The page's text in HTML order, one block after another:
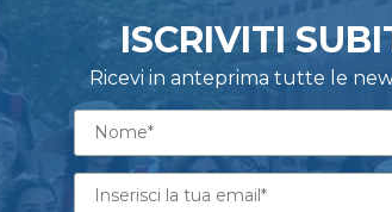
ISCRIVITI
Ricevi in anteprima tutte le